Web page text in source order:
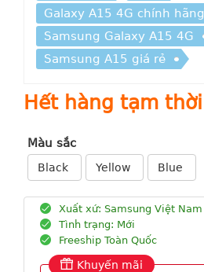
Galaxy A15 4G chính hãng
Samsung Galaxy A15 4G
Samsung A15 giá rẻ
Hết hàng tạm thời
Màu sắc
Black Yellow Blue
Xuất xứ: Samsung Việt Nam
Tình trạng: Mới
Freeship Toàn Quốc
Khuyến mãi